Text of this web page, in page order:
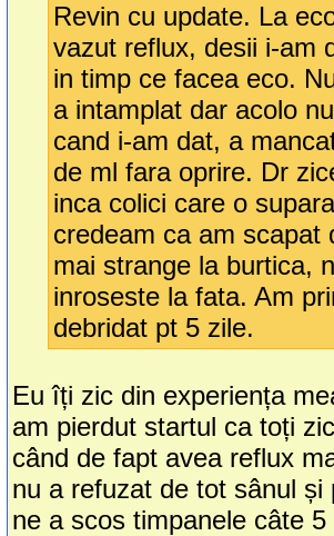
Revin cu update. La
vazut reflux, desii i-am
in timp ce facea eco.
a intamplat dar acolo
cand i-am dat, a
de ml fara oprire. Dr
inca colici care o
credeam ca am scapat
mai strange la burtica,
inroseste la fata. Am
debridat pt 5 zile.
Eu îți zic din experiența
am pierdut startul ca toți
când de fapt avea reflux
nu a refuzat de tot sânul și
ne a scos timpanele câte 5